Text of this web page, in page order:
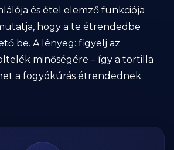
és étel elemző funkciója
hogy a te étrendedbe
be. A lényeg: figyelj az
minőségére – így a tortilla
a fogyókúrás étrendednek.